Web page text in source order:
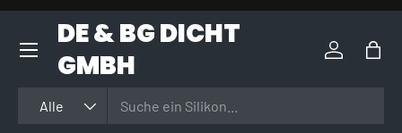
DIREKT ZUM INHALT
DE & BG DICHT
GMBH
Alle
Einloggen